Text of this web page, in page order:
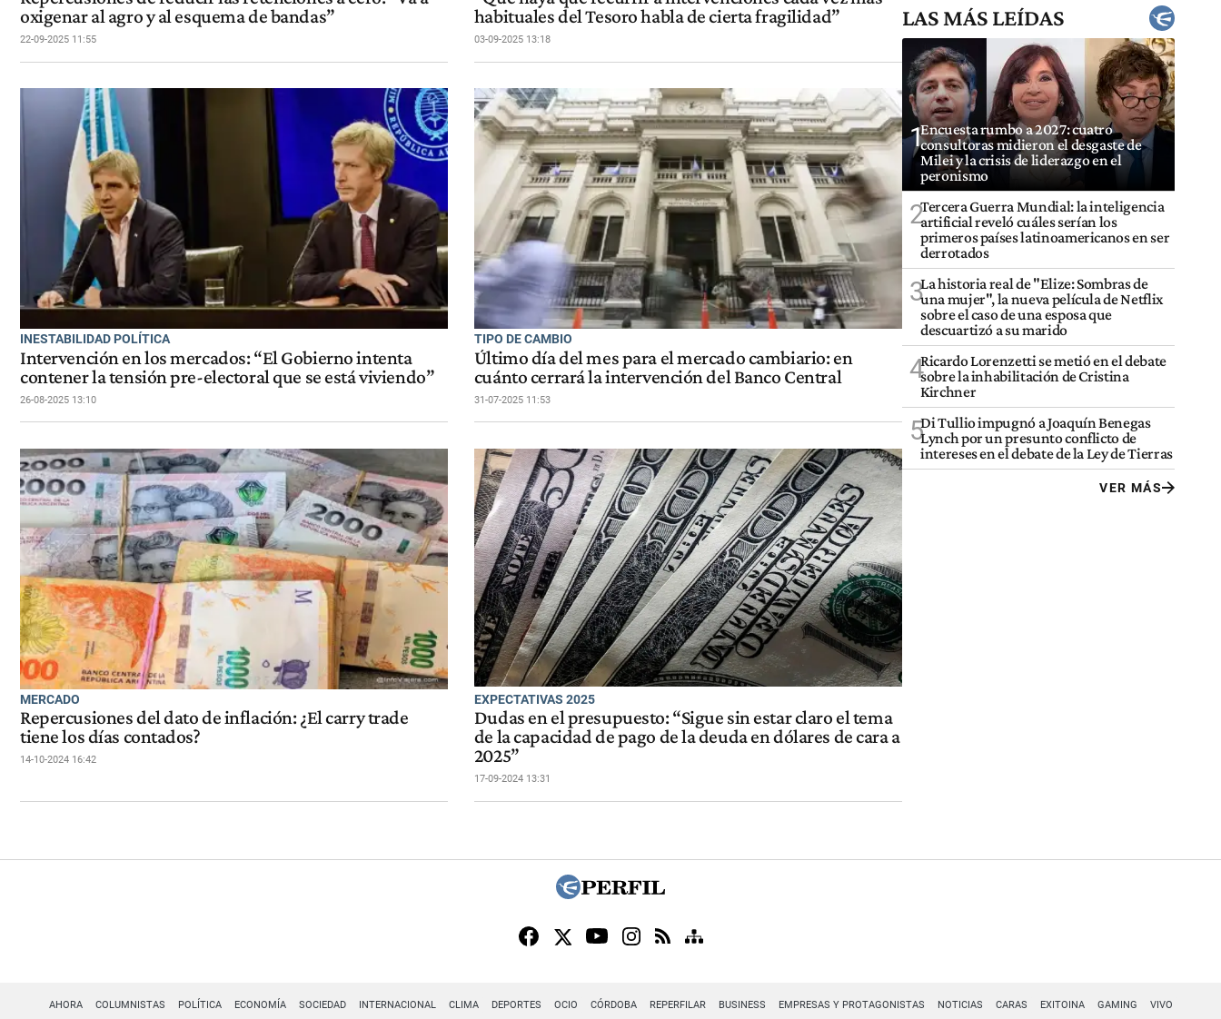
oxigenar al agro y al esquema de bandas”
22-09-2025 11:55
habituales del Tesoro habla de cierta fragilidad”
03-09-2025 13:18
INESTABILIDAD POLÍTICA
Intervención en los mercados: “El Gobierno intenta
contener la tensión pre-electoral que se está viviendo”
26-08-2025 13:10
TIPO DE CAMBIO
Último día del mes para el mercado cambiario: en
cuánto cerrará la intervención del Banco Central
31-07-2025 11:53
MERCADO
Repercusiones del dato de inflación: ¿El carry trade
tiene los días contados?
14-10-2024 16:42
EXPECTATIVAS 2025
Dudas en el presupuesto: “Sigue sin estar claro el tema
de la capacidad de pago de la deuda en dólares de cara a
2025”
17-09-2024 13:31
LAS MÁS LEÍDAS
1Encuesta rumbo a 2027: cuatro
consultoras midieron el desgaste de
Milei y la crisis de liderazgo en el
peronismo
2Tercera Guerra Mundial: la inteligencia
artificial reveló cuáles serían los
primeros países latinoamericanos en ser
derrotados
3La historia real de "Elize: Sombras de
una mujer", la nueva película de Netflix
sobre el caso de una esposa que
descuartizó a su marido
4Ricardo Lorenzetti se metió en el debate
sobre la inhabilitación de Cristina
Kirchner
5Di Tullio impugnó a Joaquín Benegas
Lynch por un presunto conflicto de
intereses en el debate de la Ley de Tierras
VER MÁS
AHORA COLUMNISTAS POLÍTICA ECONOMÍA SOCIEDAD INTERNACIONAL CLIMA DEPORTES OCIO CÓRDOBA REPERFILAR BUSINESS EMPRESAS Y PROTAGONISTAS NOTICIAS CARAS EXITOINA GAMING VIVO